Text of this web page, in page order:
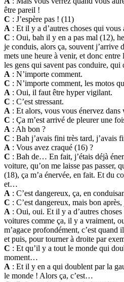
être pareil !
C : J’espère pas ! (11)
A : Et il y a d’autres choses qui vous
C : Oui, bah il y en a pas mal (12),
je conduis, alors ça, souvent j’arrive
mets une heure à venir, et donc
les gens qui savent pas conduire,
A : N’importe comment.
C : N’importe comment, les motos
A : Oui, il faut être hyper vigilant.
C : C’est stressant.
A : Et alors, vous vous énervez dans
C : Ça m’est arrivé de pleurer une
A : Ah bon ?
C : Bah j’avais fini très tard, j’avais
A : Vous avez craqué (16) ?
C : Bah de… En fait, j’étais déjà
voiture, qu’on me laisse pas passer,
(18), ça m’a énervée, en fait. Et du
et…
A : C’est dangereux, ça, en
C : C’est dangereux, mais bon
A : Oui, oui. Et il y a d’autres
voitures comme ça, il y a vraiment,
m’agace profondément, c’est
et puis, pour tourner à droite par
C : Et qu’il y a tout le monde qui
moment…
A : Et il y en a qui doublent par la
le monde ! Alors ça, c’est…